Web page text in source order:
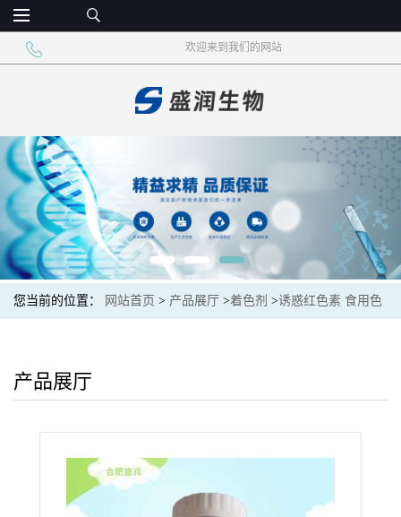
欢迎来到我们的网站
您当前的位置： 网站首页 > 产品展厅 >着色剂 >诱惑红色素 食用色
产品展厅